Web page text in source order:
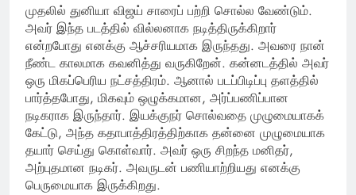
முதலில் துனியா விஜய் சாரைப் பற்றி சொல்ல வேண்டும்.
அவர் இந்த படத்தில் வில்லனாக நடித்திருக்கிறார்
என்றபோது எனக்கு ஆச்சரியமாக இருந்தது. அவரை நான்
நீண்ட காலமாக கவனித்து வருகிறேன். கன்னடத்தில் அவர்
ஒரு மிகப்பெரிய நட்சத்திரம். ஆனால் படப்பிடிப்பு தளத்தில்
பார்த்தபோது, மிகவும் ஒழுக்கமான, அர்ப்பணிப்பான
நடிகராக இருந்தார். இயக்குநர் சொல்வதை முழுமையாகக்
கேட்டு, அந்த கதாபாத்திரத்திற்காக தன்னை முழுமையாக
தயார் செய்து கொள்வார். அவர் ஒரு சிறந்த மனிதர்,
அற்புதமான நடிகர். அவருடன் பணியாற்றியது எனக்கு
பெருமையாக இருக்கிறது.